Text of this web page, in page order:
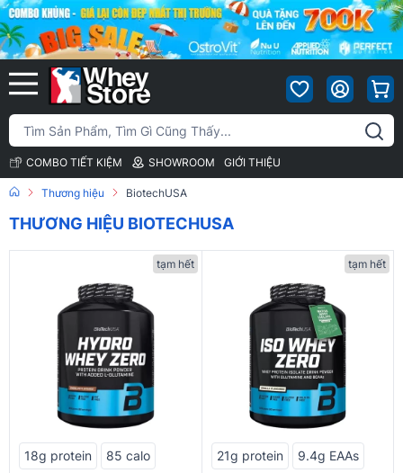
COMBO TIẾT KIỆM SHOWROOM GIỚI THIỆU
Thương hiệu BiotechUSA
THƯƠNG HIỆU BIOTECHUSA
tạm hết
18g protein 85 calo
tạm hết
21g protein 9.4g EAAs